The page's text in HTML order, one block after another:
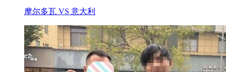
摩尔多瓦 VS 意大利